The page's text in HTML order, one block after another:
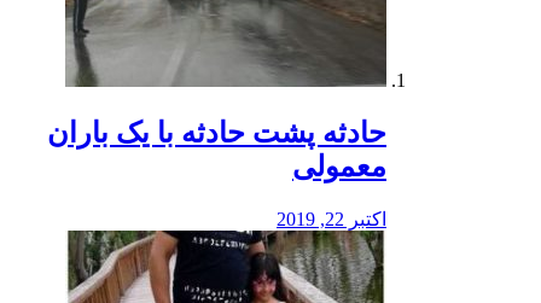
️حادثه پشت حادثه با یک باران
معمولی
اکتبر 22, 2019